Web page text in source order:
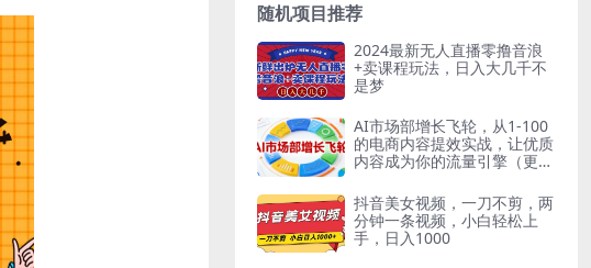
随机项目推荐
2024最新无人直播零撸音浪
+卖课程玩法，日入大几千不
是梦
AI市场部增长飞轮，从1-100
的电商内容提效实战，让优质
内容成为你的流量引擎（更新
抖音美女视频，一刀不剪，两
分钟一条视频，小白轻松上
手，日入1000